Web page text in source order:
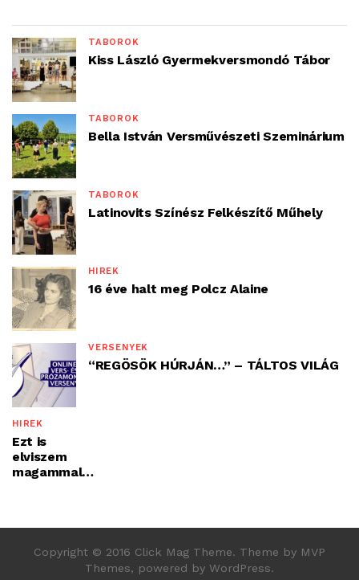
TÁBOROK
Kiss László Gyermekversmondó Tábor
TÁBOROK
Bella István Versművészeti Szeminárium
TÁBOROK
Latinovits Színész Felkészítő Műhely
HÍREK
16 éve halt meg Polcz Alaine
VERSENYEK
“REGÖSÖK HÚRJÁN…” – TÁLTOS VILÁG
HÍREK
Ezt is
elviszem
magammal…
Copyright © 2016 Click Mag Theme. Theme by MVP
Themes, powered by WordPress.